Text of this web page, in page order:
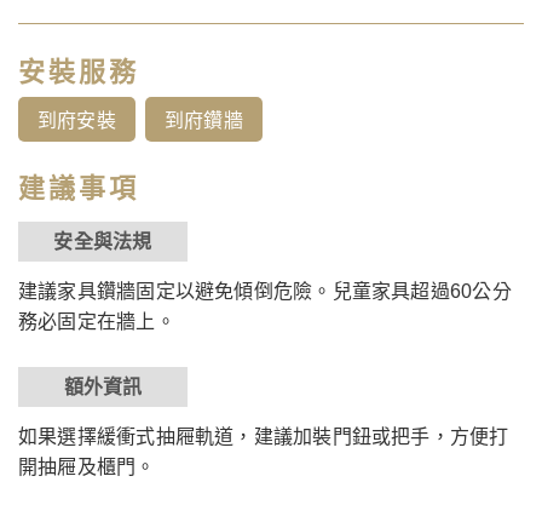
安裝服務
到府安裝 到府鑽牆
建議事項
安全與法規
建議家具鑽牆固定以避免傾倒危險。兒童家具超過60公分
務必固定在牆上。
額外資訊
如果選擇緩衝式抽屜軌道，建議加裝門鈕或把手，方便打
開抽屜及櫃門。